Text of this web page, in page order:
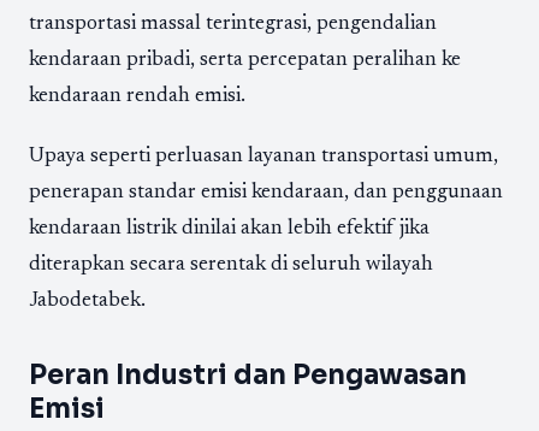
transportasi massal terintegrasi, pengendalian
kendaraan pribadi, serta percepatan peralihan ke
kendaraan rendah emisi.
Upaya seperti perluasan layanan transportasi umum,
penerapan standar emisi kendaraan, dan penggunaan
kendaraan listrik dinilai akan lebih efektif jika
diterapkan secara serentak di seluruh wilayah
Jabodetabek.
Peran Industri dan Pengawasan
Emisi